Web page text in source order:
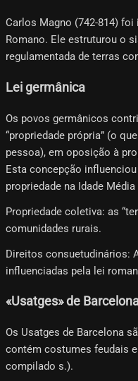
Carlos Magno (742-814)
Romano. Ele estruturou o
regulamentada de terras
Lei germânica
Os povos germânicos
“propriedade própria” (o
pessoa), em oposição à
Esta concepção
propriedade na Idade
Propriedade coletiva: as
comunidades rurais.
Direitos consuetudinários:
influenciadas pela lei
«Usatges» de
Os Usatges de Barcelona
contém costumes feudais
compilado s.).